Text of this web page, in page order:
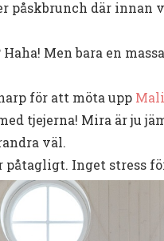
påskbrunch där
Men bara en
för att möta upp
tjejerna! Mira är ju
väl.
Inget stress